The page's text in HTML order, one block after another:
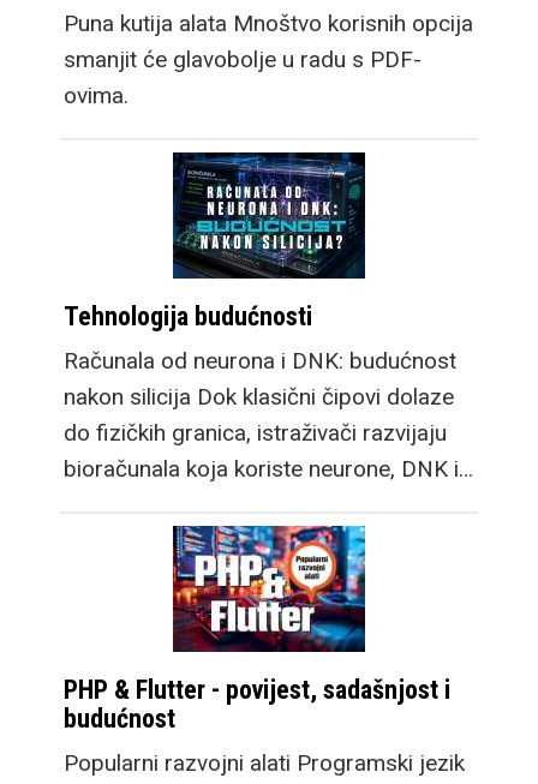
Puna kutija alata Mnoštvo korisnih opcija
smanjit će glavobolje u radu s PDF-
ovima.
Tehnologija budućnosti
Računala od neurona i DNK: budućnost
nakon silicija Dok klasični čipovi dolaze
do fizičkih granica, istraživači razvijaju
bioračunala koja koriste neurone, DNK i…
PHP & Flutter - povijest, sadašnjost i
budućnost
Popularni razvojni alati Programski jezik